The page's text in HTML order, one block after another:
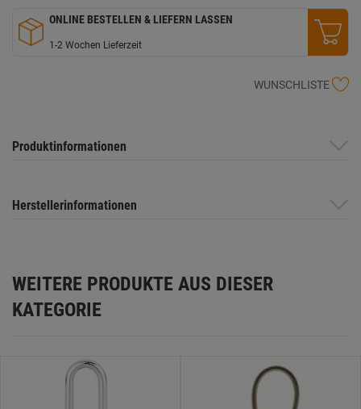
ONLINE BESTELLEN & LIEFERN LASSEN
1-2 Wochen Lieferzeit
WUNSCHLISTE
Produktinformationen
Herstellerinformationen
WEITERE PRODUKTE AUS DIESER
KATEGORIE